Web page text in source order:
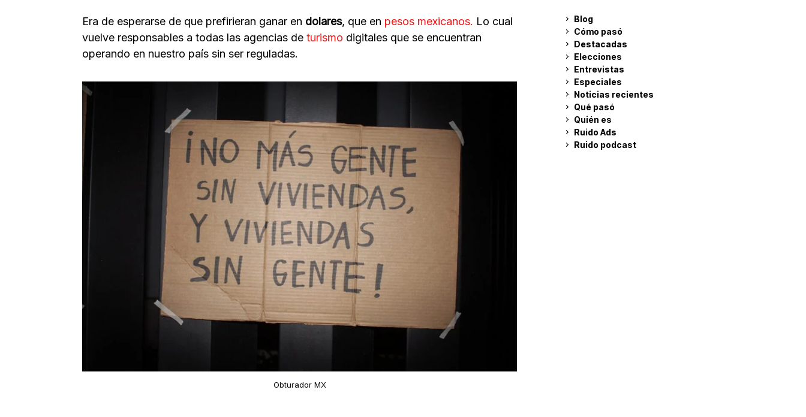
Era de esperarse de que prefirieran ganar en dolares, que en pesos mexicanos. Lo cual
vuelve responsables a todas las agencias de turismo digitales que se encuentran
operando en nuestro país sin ser reguladas.
Obturador MX
Blog
Cómo pasó
Destacadas
Elecciones
Entrevistas
Especiales
Noticias recientes
Qué pasó
Quién es
Ruido Ads
Ruido podcast